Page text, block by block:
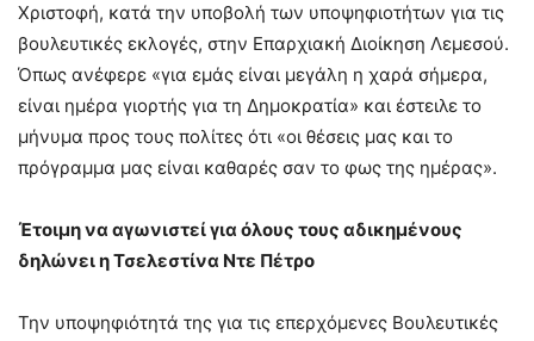
Χριστοφή, κατά την υποβολή των υποψηφιοτήτων για τις
βουλευτικές εκλογές, στην Επαρχιακή Διοίκηση Λεμεσού.
Όπως ανέφερε «για εμάς είναι μεγάλη η χαρά σήμερα,
είναι ημέρα γιορτής για τη Δημοκρατία» και έστειλε το
μήνυμα προς τους πολίτες ότι «οι θέσεις μας και το
πρόγραμμα μας είναι καθαρές σαν το φως της ημέρας».
Έτοιμη να αγωνιστεί για όλους τους αδικημένους
δηλώνει η Τσελεστίνα Ντε Πέτρο
Την υποψηφιότητά της για τις επερχόμενες Βουλευτικές